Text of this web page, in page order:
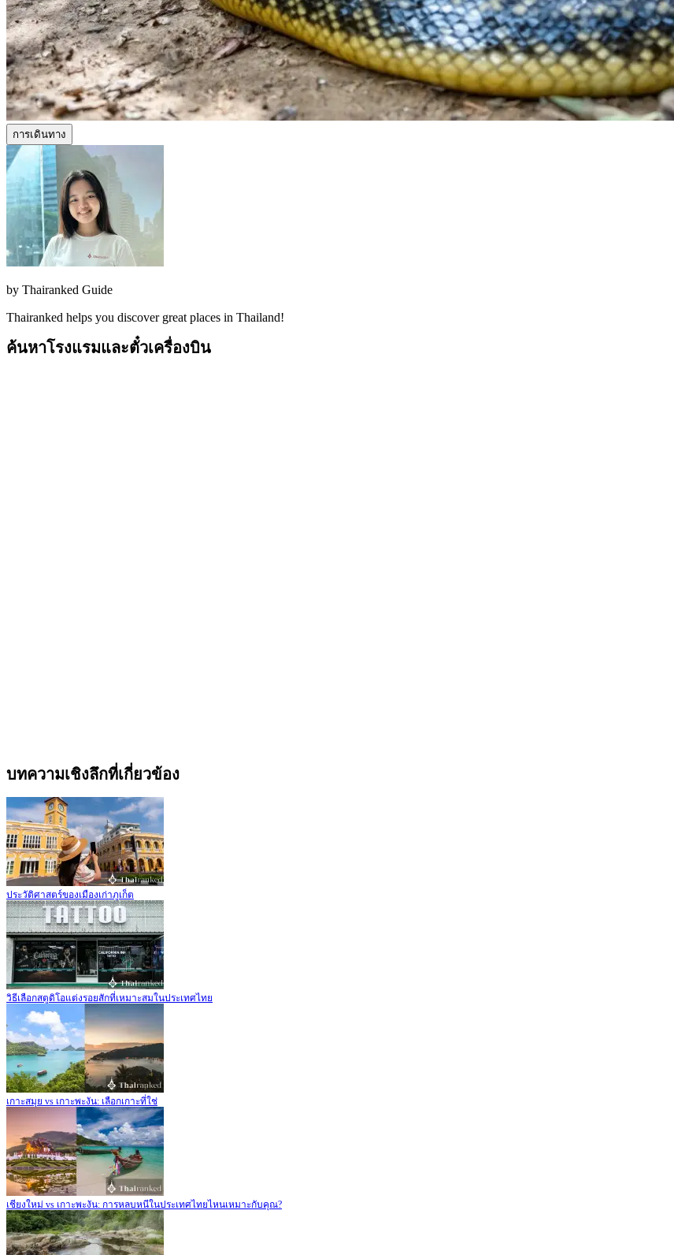
การเดินทาง
by Thairanked Guide
Thairanked helps you discover great places in Thailand!
ค้นหาโรงแรมและตั๋วเครื่องบิน
บทความเชิงลึกที่เกี่ยวข้อง
ประวัติศาสตร์ของเมืองเก่าภูเก็ต
วิธีเลือกสตูดิโอแต่งรอยสักที่เหมาะสมในประเทศไทย
เกาะสมุย vs เกาะพะงัน: เลือกเกาะที่ใช่
เชียงใหม่ vs เกาะพะงัน: การหลบหนีในประเทศไทยไหนเหมาะกับคุณ?